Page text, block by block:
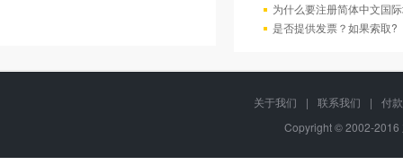
为什么要注册简体中文国
是否提供发票？如果索取?
关于我们 | 联系我们 |
付
Copyright © 2002-